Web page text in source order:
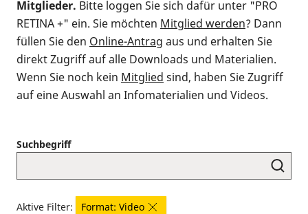
Mitglieder. Bitte loggen Sie sich dafür unter "PRO
RETINA +" ein. Sie möchten Mitglied werden? Dann
füllen Sie den Online-Antrag aus und erhalten Sie
direkt Zugriff auf alle Downloads und Materialien.
Wenn Sie noch kein Mitglied sind, haben Sie Zugriff
auf eine Auswahl an Infomaterialien und Videos.
Suchbegriff
Aktive Filter:
Format: Video